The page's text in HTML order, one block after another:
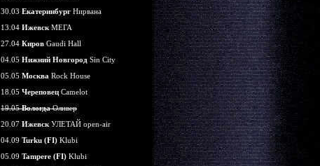
30.03 Екатеринбург Нирвана
13.04 Ижевск МЕГА
27.04 Киров Gaudi Hall
04.05 Нижний Новгород Sin City
05.05 Москва Rock House
18.05 Череповец Camelot
19.05ВологдаОливер
20.07 Ижевск УЛЕТАЙ open-air
04.09 Turku (FI) Klubi
05.09 Tampere (FI) Klubi